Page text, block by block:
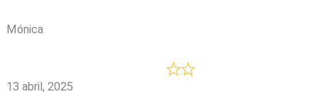
Mónica
13 abril, 2025